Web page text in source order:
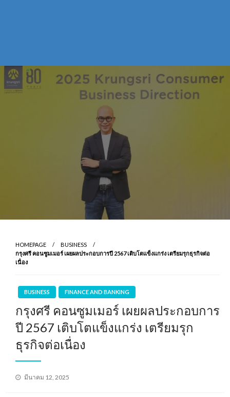
HOMEPAGE
BUSINESS
กรุงศรี คอนซูมเมอร์ เผยผลประกอบการปี 2567 เติบโตแข็งแกร่ง เตรียมรุกธุรกิจต่อ
เนื่อง
BUSINESS FINANCE AND BANKING
กรุงศรี คอนซูมเมอร์ เผยผลประกอบการ
ปี 2567 เติบโตแข็งแกร่ง เตรียมรุก
ธุรกิจต่อเนื่อง
Posted
มีนาคม 12, 2025